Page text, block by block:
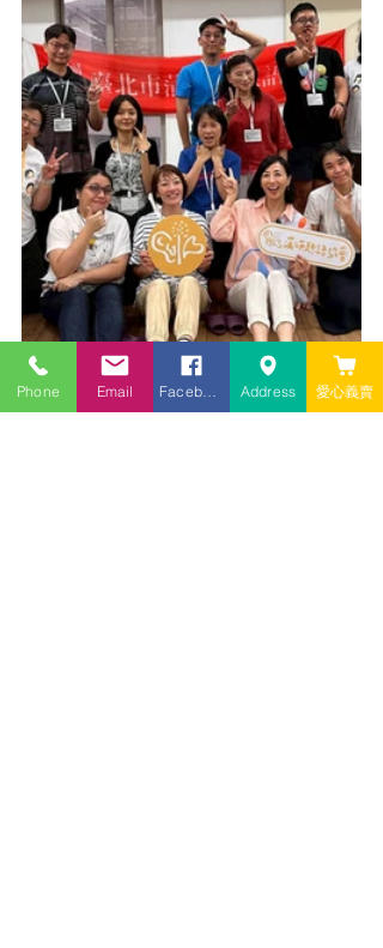
Phone Email Address 愛心義賣